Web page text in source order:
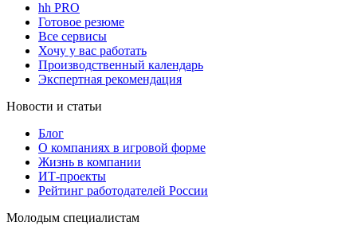
hh PRO
Готовое резюме
Все сервисы
Хочу у вас работать
Производственный календарь
Экспертная рекомендация
Новости и статьи
Блог
О компаниях в игровой форме
Жизнь в компании
ИТ-проекты
Рейтинг работодателей России
Молодым специалистам